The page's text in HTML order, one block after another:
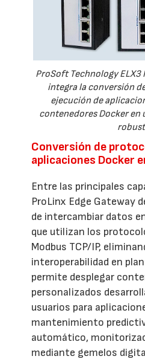
ProSoft Technology ELX3
integra la conversión
ejecución de
contenedores Docker en
Conversión de
aplicaciones Docker
Entre las principales
ProLinx Edge Gateway
de intercambiar datos
que utilizan los
Modbus TCP/IP,
interoperabilidad en
permite desplegar
personalizados
usuarios para
mantenimiento
automático,
mediante gemelos